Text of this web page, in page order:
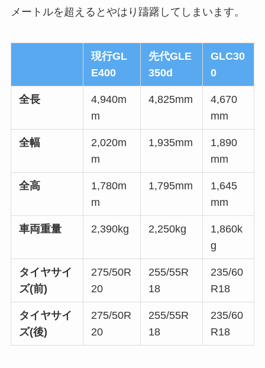
メートルを超えるとやはり躊躇してしまいます。
現行GL
E400
先代GLE
350d
GLC30
0
全長
4,940m
m
4,825mm
4,670
mm
全幅
2,020m
m
1,935mm
1,890
mm
全高
1,780m
m
1,795mm
1,645
mm
車両重量 2,390kg 2,250kg
1,860k
g
タイヤサイ
ズ(前)
275/50R
20
255/55R
18
235/60
R18
タイヤサイ
ズ(後)
275/50R
20
255/55R
18
235/60
R18